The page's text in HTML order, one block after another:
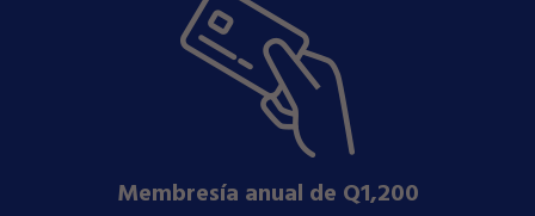
Membresía anual de Q1,200